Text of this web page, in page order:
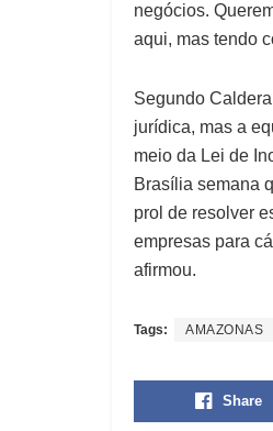
negócios.
aqui, mas tendo
Segundo
jurídica, mas a
meio da Lei de
Brasília semana
prol de resolver
empresas para
afirmou.
Tags: AMAZONAS
Share